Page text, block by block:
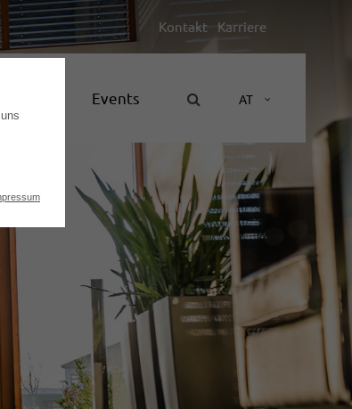
Kontakt Karriere
AT
Events